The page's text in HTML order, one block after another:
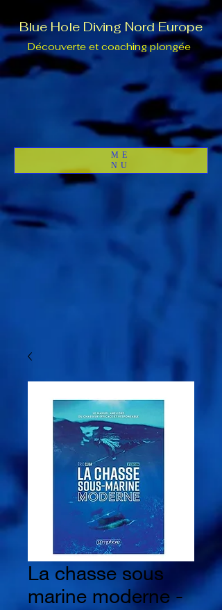
Blue Hole Diving Nord Europe
Découverte et coaching plongée
ME
NU
La chasse sous
marine moderne -